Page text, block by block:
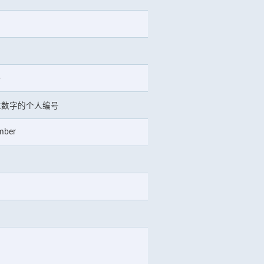
字的个人编号